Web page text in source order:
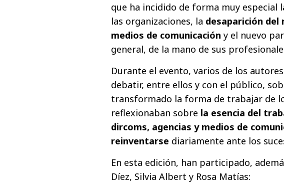
que ha incidido de forma muy especial
las organizaciones, la desaparición del
medios de comunicación y el nuevo
general, de la mano de sus
Durante el evento, varios de los
debatir, entre ellos y con el público,
transformado la forma de trabajar de
reflexionaban sobre la esencia del
dircoms, agencias y medios de
reinventarse diariamente ante los
En esta edición, han participado,
Díez, Silvia Albert y Rosa Matías: